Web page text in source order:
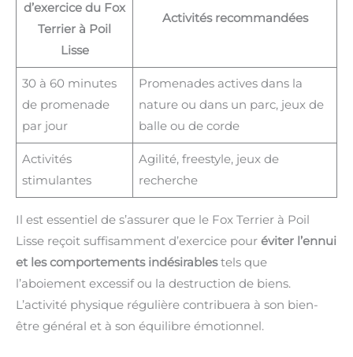
d’exercice du Fox
Terrier à Poil
Lisse
Activités recommandées
30 à 60 minutes
de promenade
par jour
Promenades actives dans la
nature ou dans un parc, jeux de
balle ou de corde
Activités
stimulantes
Agilité, freestyle, jeux de
recherche
Il est essentiel de s’assurer que le Fox Terrier à Poil
Lisse reçoit suffisamment d’exercice pour éviter l’ennui
et les comportements indésirablestels que
l’aboiement excessif ou la destruction de biens.
L’activité physique régulière contribuera à son bien-
être général et à son équilibre émotionnel.